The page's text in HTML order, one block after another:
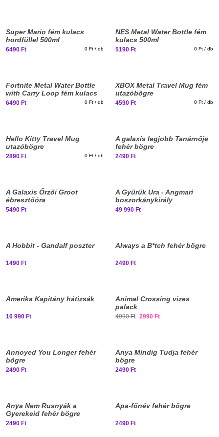
New
stuff
Super Mario fém kulacs
hordfüllel 500ml
6490 Ft 0 Ft / db
New
stuff
NES Metal Water Bottle fém
kulacs 500ml
5190 Ft 0 Ft / db
New
stuff
Fortnite Metal Water Bottle
with Carry Loop fém kulacs
hordfüllel 500ml
6490 Ft 0 Ft / db
New
stuff
XBOX Metal Travel Mug fém
utazóbögre
4590 Ft 0 Ft / db
New
stuff
Hello Kitty Travel Mug
utazóbögre
2890 Ft 0 Ft / db
A galaxis legjobb Tanárnője
fehér bögre
2490 Ft
A Galaxis Őrzői Groot
ébresztőóra
5490 Ft
A Gyűrűk Ura - Angmari
boszorkánykirály
tömjénfüstölő
49 990 Ft
A Hobbit - Gandalf poszter
1490 Ft
Always a B*tch fehér bögre
2490 Ft
Amerika Kapitány hátizsák
16 990 Ft
Animal Crossing vizes
palack
4990 Ft 2990 Ft
Annoyed You Longer fehér
bögre
2490 Ft
Anya Mindig Tudja fehér
bögre
2490 Ft
Anya Nem Rusnyák a
Gyerekeid fehér bögre
2490 Ft
Apa-főnév fehér bögre
2490 Ft